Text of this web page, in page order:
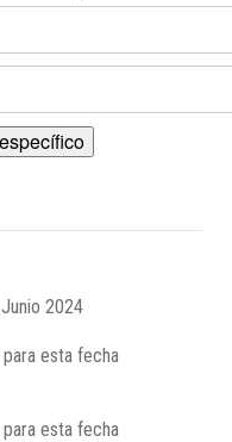
2024
esta fecha
esta fecha